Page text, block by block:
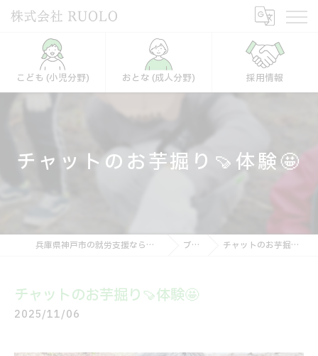
こども (小児分野) おとな (成人分野) 採用情報
チャットのお芋掘り🍠体験🤩
兵庫県神戸市の就労支援なら株式会社RUOLO ブログ チャットのお芋掘り🍠体験🤩
チャットのお芋掘り🍠体験🤩
2025/11/06